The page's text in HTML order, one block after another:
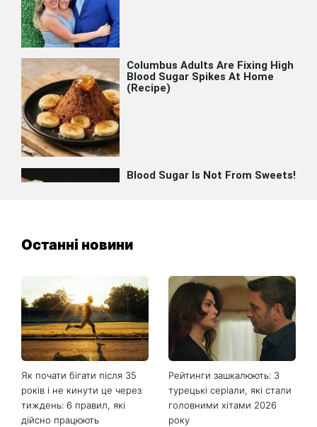
Останні новини
Як почати бігати після 35
років і не кинути це через
тиждень: 6 правил, які
дійсно працюють
Рейтинги зашкалюють: 3
турецькі серіали, які стали
головними хітами 2026
року